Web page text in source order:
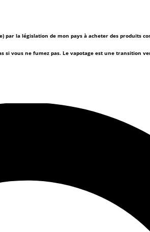
par la législation de mon pays à acheter des produits
si vous ne fumez pas. Le vapotage est une transition